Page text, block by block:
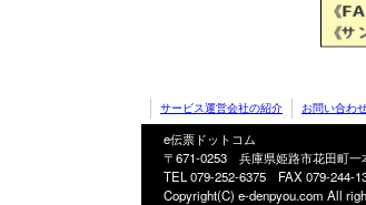
サービス運営会社の紹介 お問い合わ
e伝票ドットコム
〒671-0253 兵庫県姫路市花田町一
TEL 079-252-6375 FAX 079-244-
Copyright(C) e-denpyou.com All